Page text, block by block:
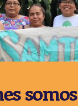
somos